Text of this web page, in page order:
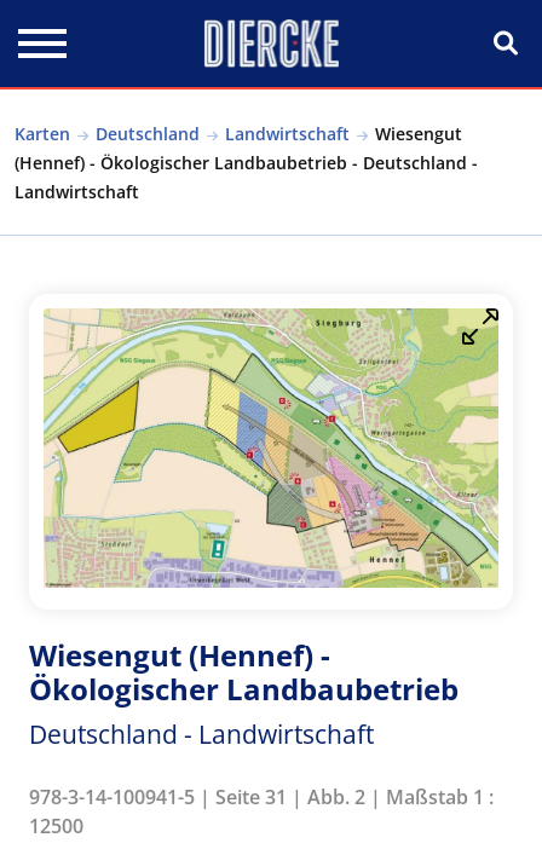
Karten Deutschland Landwirtschaft
Wiesengut
(Hennef) - Ökologischer Landbaubetrieb - Deutschland -
Landwirtschaft
Wiesengut (Hennef) -
Ökologischer Landbaubetrieb
Deutschland - Landwirtschaft
978-3-14-100941-5 | Seite 31 | Abb. 2 | Maßstab 1 :
12500